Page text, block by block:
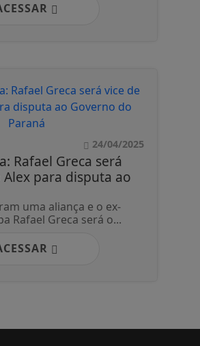
24/04/2025
Rafael Greca será
para disputa ao
uma aliança e o ex-
Rafael Greca será o...